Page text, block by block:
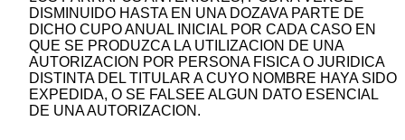
DISMINUIDO HASTA EN UNA DOZAVA PARTE DE
DICHO CUPO ANUAL INICIAL POR CADA CASO EN
QUE SE PRODUZCA LA UTILIZACION DE UNA
AUTORIZACION POR PERSONA FISICA O JURIDICA
DISTINTA DEL TITULAR A CUYO NOMBRE HAYA SIDO
EXPEDIDA, O SE FALSEE ALGUN DATO ESENCIAL
DE UNA AUTORIZACION.